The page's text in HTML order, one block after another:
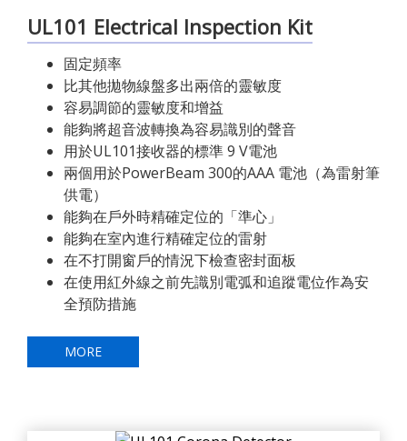
UL101 Electrical Inspection Kit
固定頻率
比其他拋物線盤多出兩倍的靈敏度
容易調節的靈敏度和增益
能夠將超音波轉換為容易識別的聲音
用於UL101接收器的標準 9 V電池
兩個用於PowerBeam 300的AAA 電池（為雷射筆
供電）
能夠在戶外時精確定位的「準心」
能夠在室內進行精確定位的雷射
在不打開窗戶的情況下檢查密封面板
在使用紅外線之前先識別電弧和追蹤電位作為安
全預防措施
MORE